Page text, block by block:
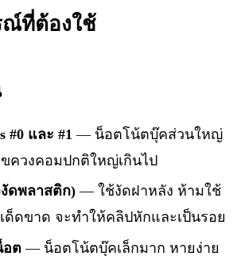
ณ์ที่ต้องใช้
#0 และ #1 — น็อตโน้ตบุ๊คส่วนใหญ่
ควงคอมปกติใหญ่เกินไป
งัดพลาสติก)— ใช้งัดฝาหลัง ห้ามใช้
ด็ดขาด จะทำให้คลิปหักและเป็นรอย
อต — น็อตโน้ตบุ๊คเล็กมาก หายง่าย